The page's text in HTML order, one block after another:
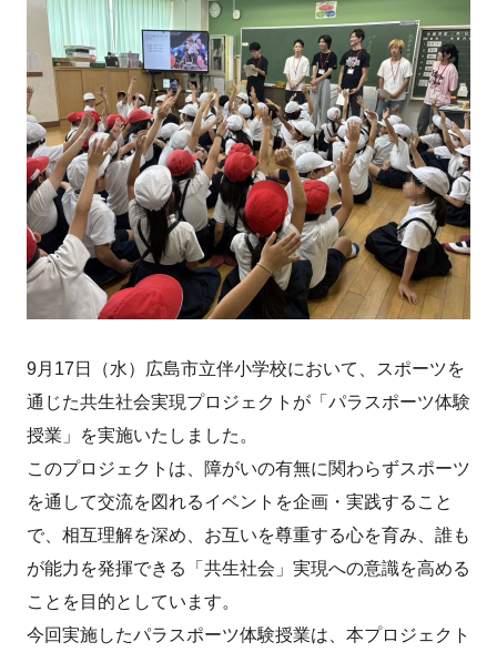
9月17日（水）広島市立伴小学校において、スポーツを
通じた共生社会実現プロジェクトが「パラスポーツ体験
授業」を実施いたしました。
このプロジェクトは、障がいの有無に関わらずスポーツ
を通して交流を図れるイベントを企画・実践すること
で、相互理解を深め、お互いを尊重する心を育み、誰も
が能力を発揮できる「共生社会」実現への意識を高める
ことを目的としています。
今回実施したパラスポーツ体験授業は、本プロジェクト